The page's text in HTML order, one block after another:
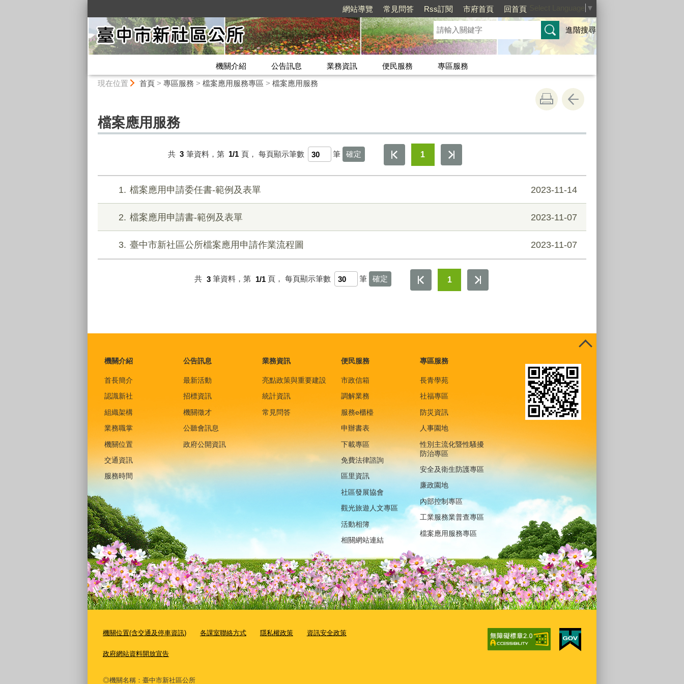
網站導覽 常見問答 Rss訂閱 市府首頁 回首頁 ▼
進階搜尋
機關介紹 公告訊息 業務資訊 便民服務
專區服務
現在位置 首頁> 專區服務 > 檔案應用服務專區 > 檔案應用服務
檔案應用服務
共 3 筆資料，第 1/1 頁， 每頁顯示筆數 筆 1
1 檔案應用申請委任書-範例及表單 2023-11-14
2 檔案應用申請書-範例及表單 2023-11-07
3 臺中市新社區公所檔案應用申請作業流程圖 2023-11-07
共 3 筆資料，第 1/1 頁， 每頁顯示筆數 筆 1
機關介紹
首長簡介
認識新社
組織架構
業務職掌
機關位置
交通資訊
服務時間
公告訊息
最新活動
招標資訊
機關徵才
公聽會訊息
政府公開資訊
業務資訊
亮點政策與重要建設
統計資訊
常見問答
便民服務
市政信箱
調解業務
服務e櫃檯
申辦書表
下載專區
免費法律諮詢
區里資訊
社區發展協會
觀光旅遊人文專區
活動相簿
相關網站連結
專區服務
長青學苑
社福專區
防災資訊
人事園地
性別主流化暨性騷擾
防治專區
安全及衛生防護專區
廉政園地
內部控制專區
工業服務業普查專區
檔案應用服務專區
機關位置(含交通及停車資訊) 各課室聯絡方式 隱私權政策 資訊安全政策
政府網站資料開放宣告
◎機關名稱：臺中市新社區公所